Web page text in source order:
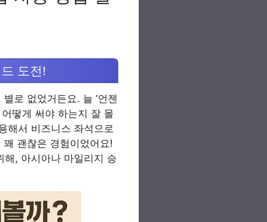
도전!
로 없었거든요. 늘 ‘언젠
떻게 써야 하는지 잘 몰
해서 비즈니스 좌석으로
괜찮은 경험이었어요!
해, 아시아나 마일리지 승